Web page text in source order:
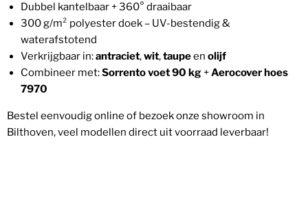
Dubbel kantelbaar + 360° draaibaar
300 g/m² polyester doek – UV-bestendig &
waterafstotend
Verkrijgbaar in:antraciet,wit,taupeen olijf
Combineer met:Sorrento voet 90 kg +Aerocover hoes
7970
Bestel eenvoudig online of bezoek onze showroom in
Bilthoven, veel modellen direct uit voorraad leverbaar!